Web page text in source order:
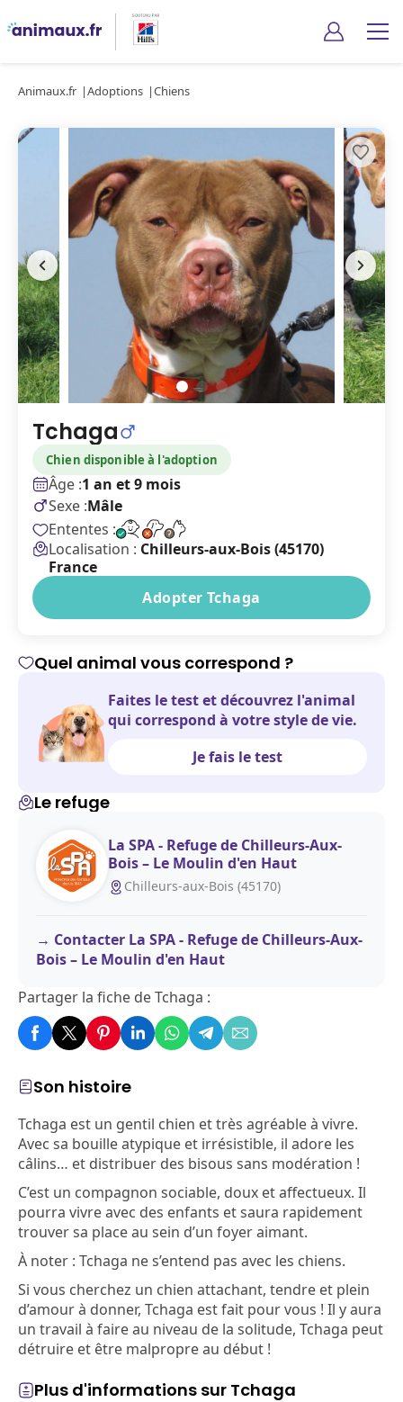
Animaux.fr Adoptions Chiens
Tchaga
Chien disponible à l'adoption
Âge :1 an et 9 mois
Sexe :Mâle
Ententes :
Localisation : Chilleurs-aux-Bois (45170)
France
Adopter Tchaga
Son histoire
Tchaga est un gentil chien et très agréable à vivre.
Avec sa bouille atypique et irrésistible, il adore les
câlins… et distribuer des bisous sans modération !
C’est un compagnon sociable, doux et affectueux. Il
pourra vivre avec des enfants et saura rapidement
trouver sa place au sein d’un foyer aimant.
À noter : Tchaga ne s’entend pas avec les chiens.
Si vous cherchez un chien attachant, tendre et plein
d’amour à donner, Tchaga est fait pour vous ! Il y aura
un travail à faire au niveau de la solitude, Tchaga peut
détruire et être malpropre au début !
Plus d'informations sur Tchaga
Quel animal vous correspond ?
Faites le test et découvrez l'animal
qui correspond à votre style de vie.
Je fais le test
Le refuge
La SPA - Refuge de Chilleurs-Aux-
Bois – Le Moulin d'en Haut
Chilleurs-aux-Bois (45170)
Contacter La SPA - Refuge de Chilleurs-Aux-
Bois – Le Moulin d'en Haut
Partager la fiche de Tchaga :